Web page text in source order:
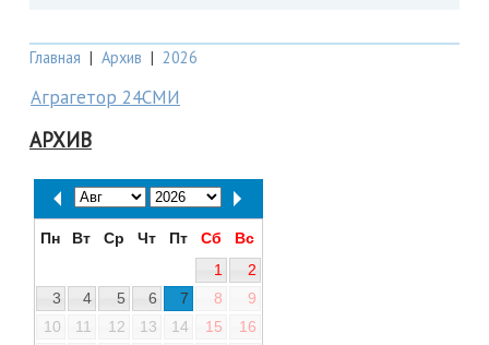
Главная | Архив | 2026
Аграгетор 24СМИ
АРХИВ
Пн Вт Ср Чт Пт Сб
Вс
1
2
3
4 5 6 7 8
9
10
11 12 13 14 15
16